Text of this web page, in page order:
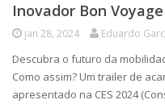
Inovador Bon Voyage
jan 28, 2024 Eduardo
Descubra o futuro da
Como assim? Um trailer de
apresentado na CES 2024